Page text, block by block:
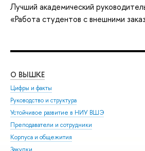
Лучший академический
«Работа студентов с внешними
О ВЫШКЕ
Цифры и факты
Руководство и структура
Устойчивое развитие в НИУ ВШЭ
Преподаватели и сотрудники
Корпуса и общежития